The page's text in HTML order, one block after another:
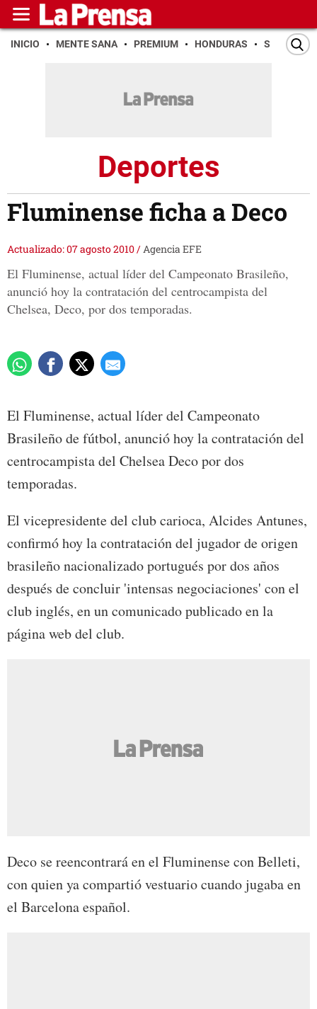
INICIO MENTE SANA PREMIUM HONDURAS SAN PEDRO
Deportes
Fluminense ficha a Deco
Actualizado: 07 agosto 2010/Agencia EFE
El Fluminense, actual líder del Campeonato Brasileño,
anunció hoy la contratación del centrocampista del
Chelsea, Deco, por dos temporadas.
El Fluminense, actual líder del Campeonato
Brasileño de fútbol, anunció hoy la contratación del
centrocampista del Chelsea Deco por dos
temporadas.
El vicepresidente del club carioca, Alcides Antunes,
confirmó hoy la contratación del jugador de origen
brasileño nacionalizado portugués por dos años
después de concluir 'intensas negociaciones' con el
club inglés, en un comunicado publicado en la
página web del club.
Deco se reencontrará en el Fluminense con Belleti,
con quien ya compartió vestuario cuando jugaba en
el Barcelona español.